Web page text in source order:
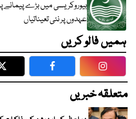
بیوروکریسی میں بڑے پیمانے پر
عہدوں پر نئی تعیناتیاں
ہمیں فالو کریں
Twitter Facebook
متعلقہ خبریں